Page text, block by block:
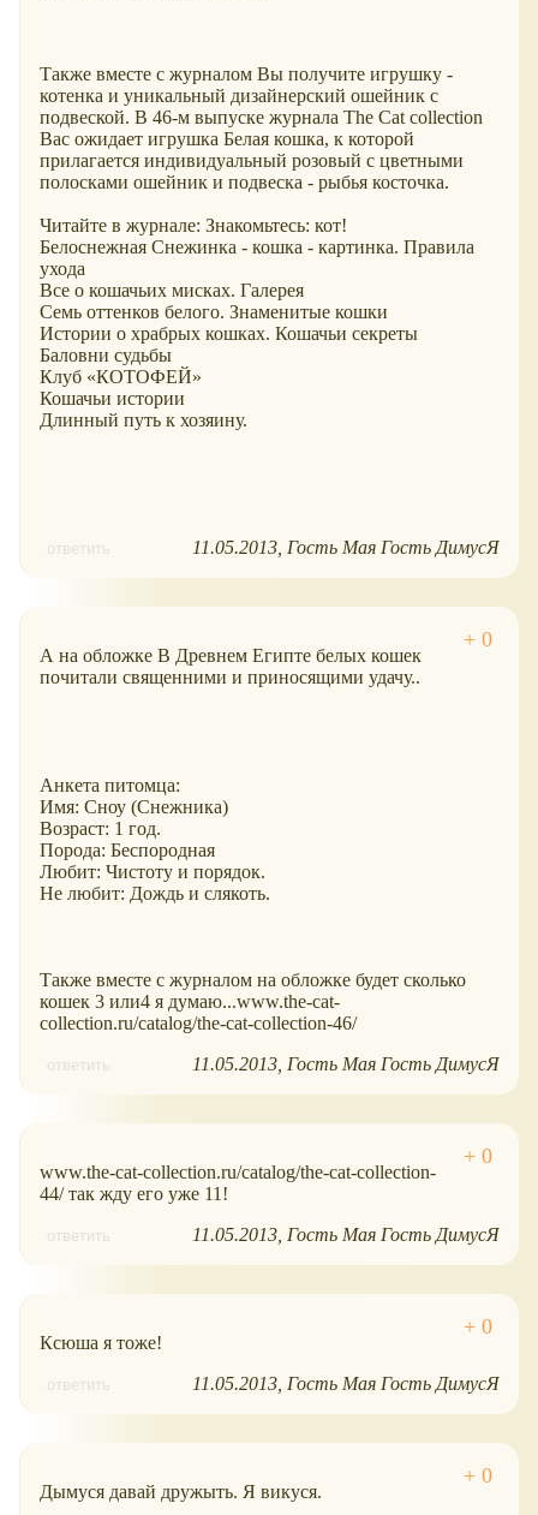
Также вместе с журналом Вы получите игрушку -
котенка и уникальный дизайнерский ошейник с
подвеской. В 46-м выпуске журнала The Cat collection
Вас ожидает игрушка Белая кошка, к которой
прилагается индивидуальный розовый с цветными
полосками ошейник и подвеска - рыбья косточка.
Читайте в журнале: Знакомьтесь: кот!
Белоснежная Снежинка - кошка - картинка. Правила
ухода
Все о кошачьих мисках. Галерея
Семь оттенков белого. Знаменитые кошки
Истории о храбрых кошках. Кошачьи секреты
Баловни судьбы
Клуб
КОТОФЕЙ
Кошачьи истории
Длинный путь к хозяину.
ответить 11.05.2013 Гость Мая Гость ДимусЯ
А на обложке В Древнем Египте белых кошек
почитали священними и приносящими удачу..
Анкета питомца:
Имя: Сноу (Снежника)
Возраст: 1 год.
Порода: Беспородная
Любит: Чистоту и порядок.
Не любит: Дождь и слякоть.
Также вместе с журналом на обложке будет сколько
кошек 3 или4 я думаю...www.the-cat-
collection.ru/catalog/the-cat-collection-46/
ответить 11.05.2013 Гость Мая Гость ДимусЯ
www.the-cat-collection.ru/catalog/the-cat-collection-
44/ так жду его уже 11!
ответить 11.05.2013 Гость Мая Гость ДимусЯ
Ксюша я тоже!
ответить 11.05.2013 Гость Мая Гость ДимусЯ
Дымуся давай дружыть. Я викуся.